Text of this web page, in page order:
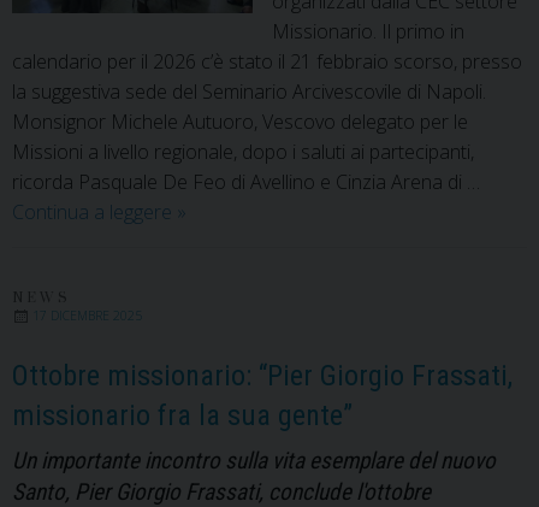
Missionario. Il primo in
calendario per il 2026 c’è stato il 21 febbraio scorso, presso
la suggestiva sede del Seminario Arcivescovile di Napoli.
Monsignor Michele Autuoro, Vescovo delegato per le
Missioni a livello regionale, dopo i saluti ai partecipanti,
ricorda Pasquale De Feo di Avellino e Cinzia Arena di …
Continua a leggere Fratelli
missionaria
»
17 DICEMBRE 2025
Ottobre missionario: “Pier Giorgio Frassati,
missionario fra la sua gente”
Un importante incontro sulla vita esemplare del nuovo
Santo, Pier Giorgio Frassati, conclude l'ottobre